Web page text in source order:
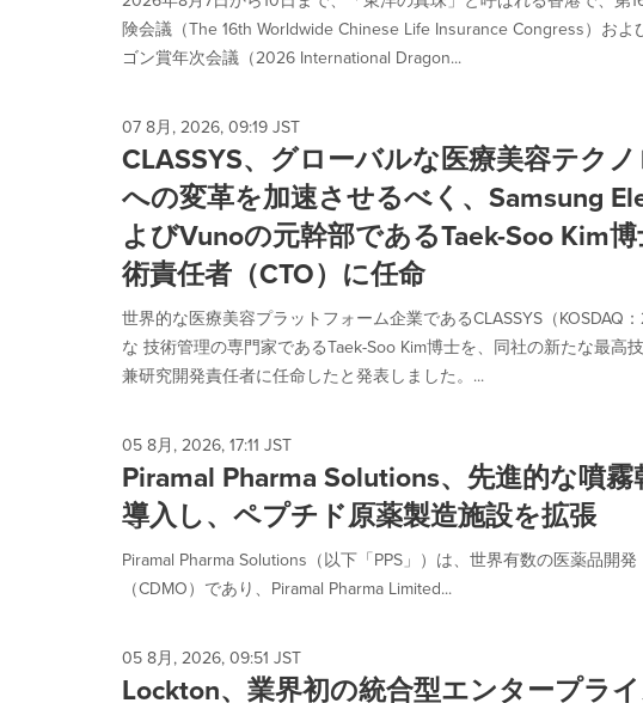
to
change.
News
update
as
option
selected.
険会議（The 16th Worldwide Chinese Life Insurance Congress）およ
ゴン賞年次会議（2026 International Dragon...
07 8月, 2026, 09:19 JST
CLASSYS、グローバルな医療美容テク
への変革を加速させるべく、Samsung
よびVunoの元幹部であるTaek-Soo Kim
術責任者（CTO）に任命
世界的な医療美容プラットフォーム企業であるCLASSYS（KOSDAQ
な 技術管理の専門家であるTaek-Soo Kim博士を、同社の新たな最高技
兼研究開発責任者に任命したと発表しました。...
05 8月, 2026, 17:11 JST
Piramal Pharma Solutions、先進的な噴霧
導入し、ペプチド原薬製造施設を拡張
Piramal Pharma Solutions（以下「PPS」）は、世界有数の医薬品開
（CDMO）であり、Piramal Pharma Limited...
05 8月, 2026, 09:51 JST
Lockton、業界初の統合型エンタープラ